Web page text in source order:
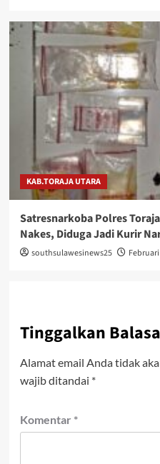
KAB.TORAJA UTARA
Satresnarkoba Polres
Nakes, Diduga Jadi Kurir
southsulawesinews25
Tinggalkan
Alamat email Anda tidak
wajib ditandai *
Komentar *